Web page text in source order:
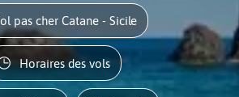
Vol pas cher Catane - Sicile
Horaires des vols